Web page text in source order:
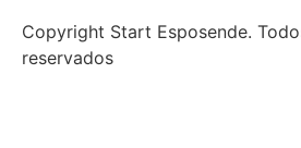
Copyright Start Esposende.
reservados